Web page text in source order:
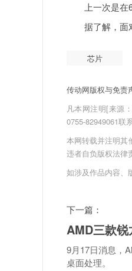
上一次是在6
据了解，面对
芯片
传动网版权与免责
凡本网注明[来源
0755-82949061联
本网转载并注明其
违者自负版权法律
如涉及作品内容、
下一篇：
AMD三款
9月17日消息，
桌面处理。